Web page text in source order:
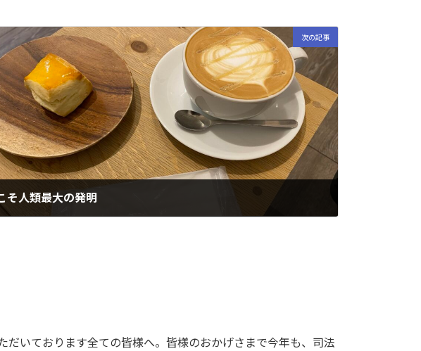
次の記事
そ人類最大の発明
いております全ての皆様へ。皆様のおかげさまで今年も、司法